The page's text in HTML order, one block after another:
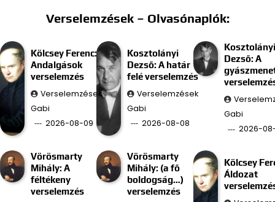
Verselemzések – Olvasónaplók:
Kölcsey Ferenc:
Andalgások
verselemzés
Verselemzések
Gabi
2026-08-09
Kosztolányi
Dezső: A határ
felé verselemzés
Verselemzések
Gabi
2026-08-08
Kosztolányi
Dezső: A
Gabi
2026-
Vörösmarty
Mihály: A
féltékeny
verselemzés
Vörösmarty
Mihály: (a fő
boldogság…)
verselemzés
Kölcsey
Áldozat